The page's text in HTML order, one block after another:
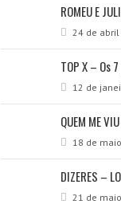
ROMEU E
24 de
TOP X – Os
12 de
QUEM ME
18 de
DIZERES –
21 de